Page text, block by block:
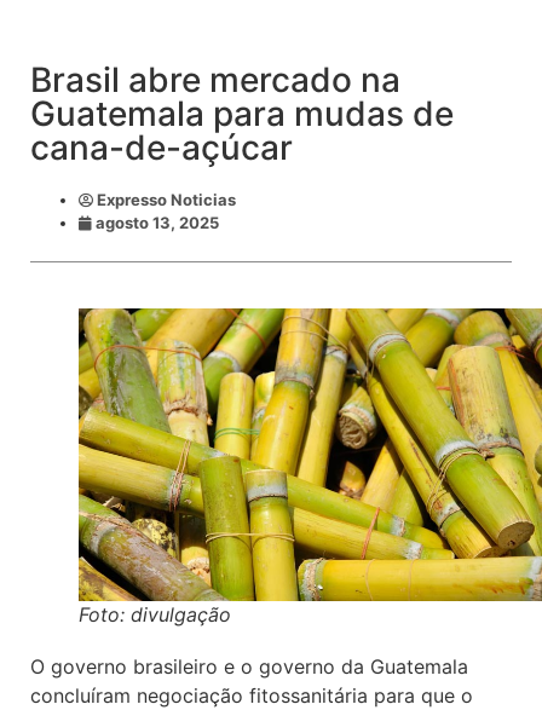
Brasil abre mercado na
Guatemala para mudas de
cana-de-açúcar
Expresso Noticias
agosto 13, 2025
Foto: divulgação
O governo brasileiro e o governo da Guatemala
concluíram negociação fitossanitária para que o